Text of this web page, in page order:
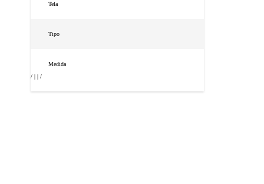
Tela
Tipo
Medida
/ | | /